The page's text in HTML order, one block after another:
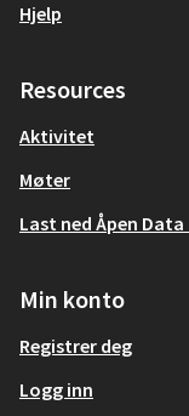
Hjelp
Resources
Aktivitet
Møter
Last ned Åpen
Min konto
Registrer deg
Logg inn